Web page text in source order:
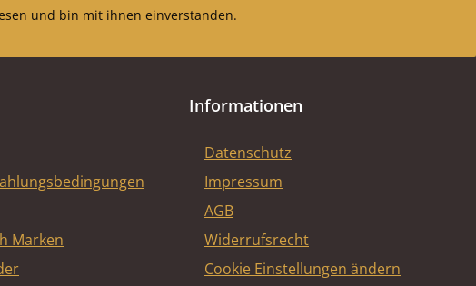
und bin mit ihnen einverstanden.
Marken
Informationen
Datenschutz
Impressum
AGB
Widerrufsrecht
Cookie Einstellungen ändern